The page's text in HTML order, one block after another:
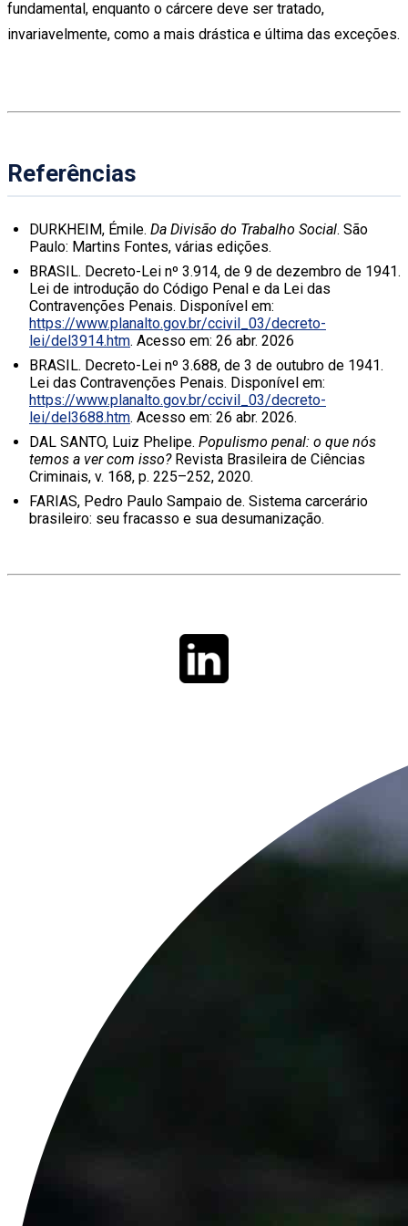
fundamental, enquanto o cárcere deve ser tratado,
invariavelmente, como a mais drástica e última das exceções.
Referências
DURKHEIM, Émile. Da Divisão do Trabalho Social. São
Paulo: Martins Fontes, várias edições.
BRASIL. Decreto-Lei nº 3.914, de 9 de dezembro de 1941.
Lei de introdução do Código Penal e da Lei das
Contravenções Penais. Disponível em:
https://www.planalto.gov.br/ccivil_03/decreto-
lei/del3914.htm. Acesso em: 26 abr. 2026
BRASIL. Decreto-Lei nº 3.688, de 3 de outubro de 1941.
Lei das Contravenções Penais. Disponível em:
https://www.planalto.gov.br/ccivil_03/decreto-
lei/del3688.htm. Acesso em: 26 abr. 2026.
DAL SANTO, Luiz Phelipe. Populismo penal: o que nós
temos a ver com isso?Revista Brasileira de Ciências
Criminais, v. 168, p. 225–252, 2020.
FARIAS, Pedro Paulo Sampaio de. Sistema carcerário
brasileiro: seu fracasso e sua desumanização.